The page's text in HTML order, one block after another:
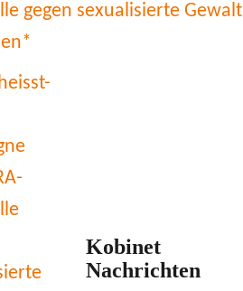
gegen sexualisierte Gewalt
Kobinet
Nachrichten